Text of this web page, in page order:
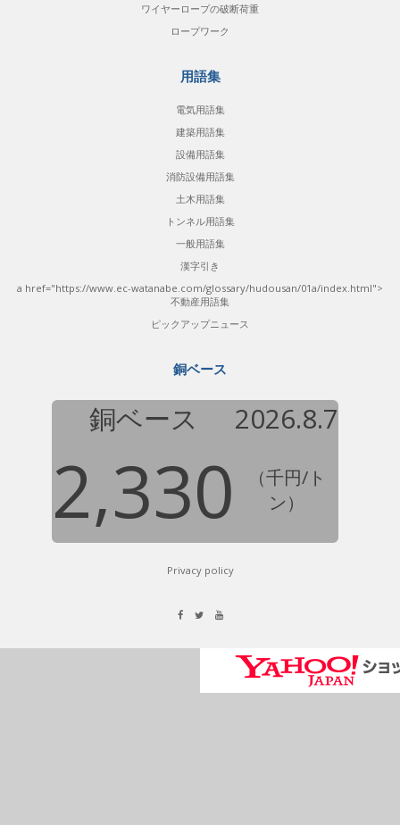
ワイヤーロープの破断荷重
ロープワーク
用語集
電気用語集
建築用語集
設備用語集
消防設備用語集
土木用語集
トンネル用語集
一般用語集
漢字引き
a href="https://www.ec-watanabe.com/glossary/hudousan/01a/index.html">
不動産用語集
ピックアップニュース
銅ベース
銅ベース 2026.8.7
2,330
（千円/ト
ン）
Privacy policy